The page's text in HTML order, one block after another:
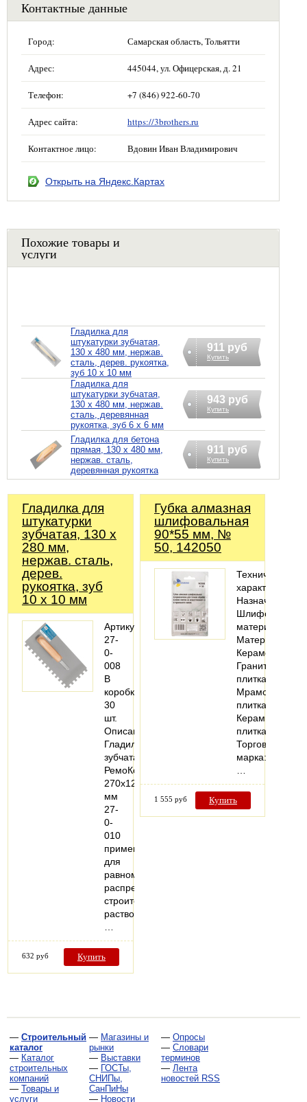
Контактные данные
Город: Самарская область, Тольятти
Адрес: 445044, ул. Офицерская, д. 21
Телефон: +7 (846) 922-60-70
Адрес сайта: https://3brothers.ru
Контактное лицо: Вдовин Иван Владимирович
Открыть на Яндекс.Картах
Похожие товары и
услуги
Гладилка для
штукатурки зубчатая,
130 х 480 мм, нержав.
сталь, дерев. рукоятка,
зуб 10 х 10 мм
911 руб
Купить
Гладилка для
штукатурки зубчатая,
130 х 480 мм, нержав.
сталь, деревянная
рукоятка, зуб 6 х 6 мм
943 руб
Купить
Гладилка для бетона
прямая, 130 х 480 мм,
нержав. сталь,
деревянная рукоятка
911 руб
Купить
Гладилка для
штукатурки
зубчатая, 130 х
280 мм,
нержав. сталь,
дерев.
рукоятка, зуб
10 х 10 мм
Артикул:
27-
0-
008
В
коробке:
30
шт.
Описание:
Гладилка
зубчатая
РемоКолор
270x125
мм
27-
0-
010
применяется
для
равномерного
распределения
строительных
растворов,
632 руб Купить
Губка алмазная
шлифовальная
90*55 мм, №
50, 142050
Технические
характеристики
Назначение:
Шлифовать
материал
Материалы:
Керамогранит;
Гранитная
плитка;
Мраморная
плитка;
Керамическая
плитка
Торговая
марка:
1 555 руб Купить
— Строительный
каталог
— Каталог
строительных
компаний
— Товары и
услуги
— Магазины и
рынки
— Выставки
— ГОСТы,
СНИПы,
СанПиНы
— Новости
— Опросы
— Словари
терминов
— Лента
новостей RSS